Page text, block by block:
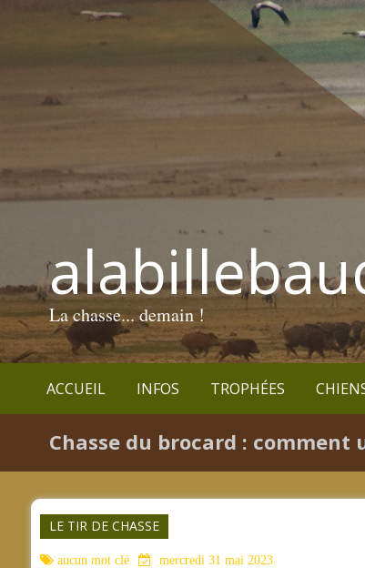
La chasse... demain !
ACCUEIL INFOS TROPHÉES
Chasse du brocard :
LE TIR DE CHASSE
aucun mot clé mercredi 31 mai 2023